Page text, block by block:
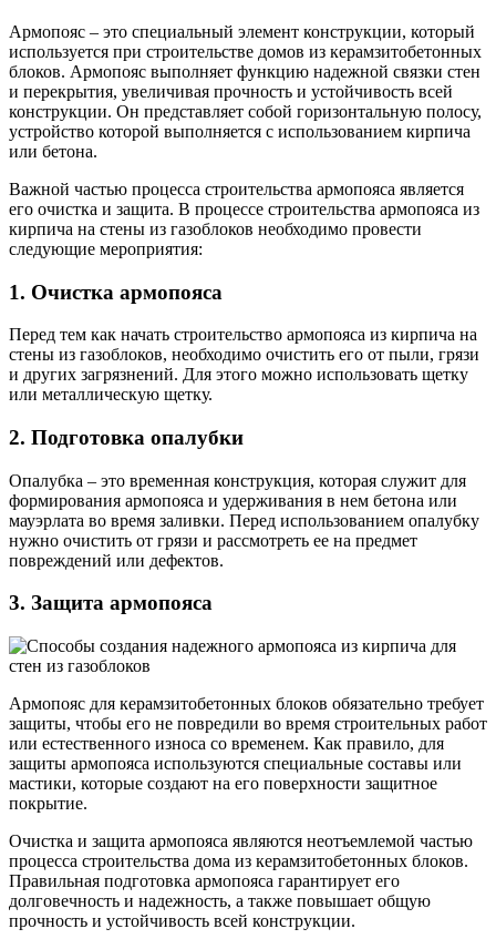
Армопояс – это специальный элемент конструкции, который
используется при строительстве домов из керамзитобетонных
блоков. Армопояс выполняет функцию надежной связки стен
и перекрытия, увеличивая прочность и устойчивость всей
конструкции. Он представляет собой горизонтальную полосу,
устройство которой выполняется с использованием кирпича
или бетона.
Важной частью процесса строительства армопояса является
его очистка и защита. В процессе строительства армопояса из
кирпича на стены из газоблоков необходимо провести
следующие мероприятия:
1. Очистка армопояса
Перед тем как начать строительство армопояса из кирпича на
стены из газоблоков, необходимо очистить его от пыли, грязи
и других загрязнений. Для этого можно использовать щетку
или металлическую щетку.
2. Подготовка опалубки
Опалубка – это временная конструкция, которая служит для
формирования армопояса и удерживания в нем бетона или
мауэрлата во время заливки. Перед использованием опалубку
нужно очистить от грязи и рассмотреть ее на предмет
повреждений или дефектов.
3. Защита армопояса
Армопояс для керамзитобетонных блоков обязательно требует
защиты, чтобы его не повредили во время строительных работ
или естественного износа со временем. Как правило, для
защиты армопояса используются специальные составы или
мастики, которые создают на его поверхности защитное
покрытие.
Очистка и защита армопояса являются неотъемлемой частью
процесса строительства дома из керамзитобетонных блоков.
Правильная подготовка армопояса гарантирует его
долговечность и надежность, а также повышает общую
прочность и устойчивость всей конструкции.